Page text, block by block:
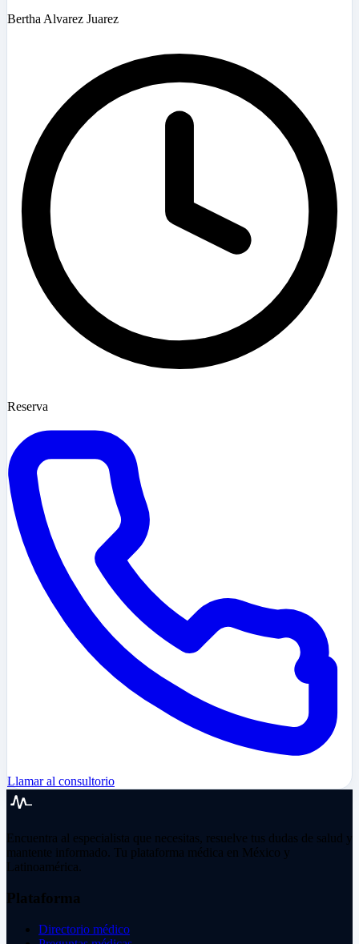
Bertha Alvarez Juarez
Reserva
Llamar al consultorio
Encuentra al especialista que necesitas, resuelve tus dudas de salud y
mantente informado. Tu plataforma médica en México y
Latinoamérica.
Plataforma
Directorio médico